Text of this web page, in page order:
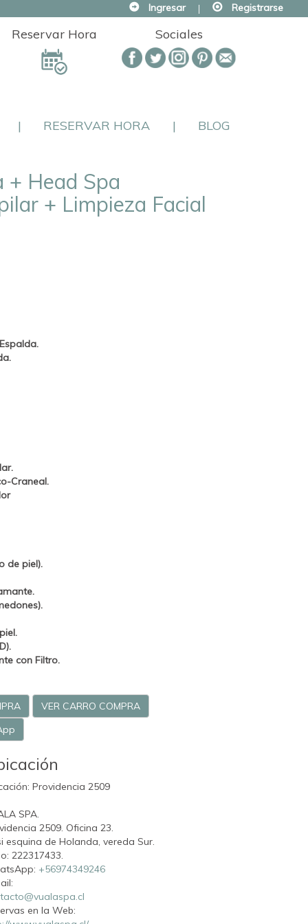
Ingresar | Registrarse
Reservar Hora Sociales
| RESERVAR HORA | BLOG
+ Head Spa
+ Limpieza Facial
Craneal.
de piel).
con Filtro.
VER CARRO COMPRA
Providencia 2509
SPA.
2509. Oficina 23.
esquina de Holanda, vereda Sur.
222317433.
+56974349246
en la Web: